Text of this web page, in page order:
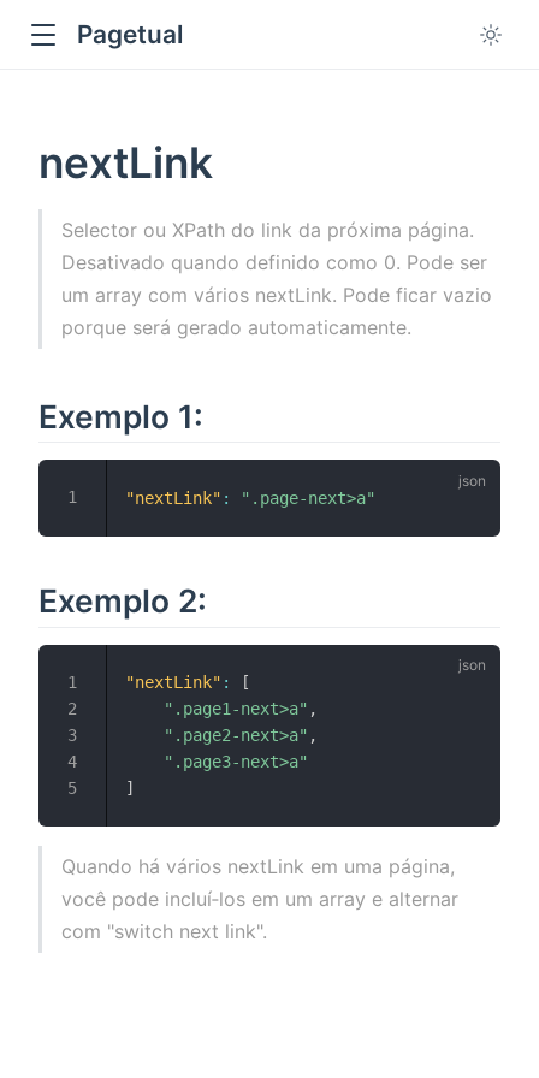
Pagetual
nextLink
Selector ou XPath do link da próxima página.
Desativado quando definido como 0. Pode ser
um array com vários nextLink. Pode ficar vazio
porque será gerado automaticamente.
Exemplo 1:
"nextLink" : ".page-next>a"
Exemplo 2:
"nextLink" :
[
".page1-next>a" ,
".page2-next>a" ,
".page3-next>a"
]
Quando há vários nextLink em uma página,
você pode incluí‑los em um array e alternar
com "switch next link".